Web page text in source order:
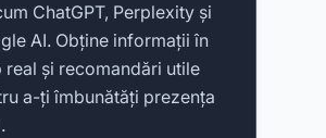
ChatGPT, Perplexity și
AI. Obține informații în
real și recomandări utile
a-ți îmbunătăți prezența